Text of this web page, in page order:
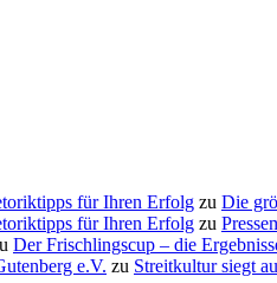
für Ihren Erfolg zu Die
für Ihren Erfolg zu
Der Frischlingscup – die
e.V. zu Streitkultur siegt